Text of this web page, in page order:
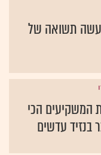
18 וכבר עשה תשואה של
הכי
בנזיד עדשים